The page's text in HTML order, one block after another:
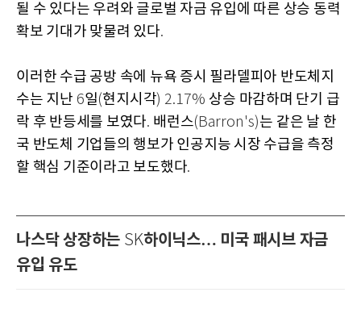
될 수 있다는 우려와 글로벌 자금 유입에 따른 상승 동력
확보 기대가 맞물려 있다.
이러한 수급 공방 속에 뉴욕 증시 필라델피아 반도체지
수는 지난 6일(현지시각) 2.17% 상승 마감하며 단기 급
락 후 반등세를 보였다. 배런스(Barron's)는 같은 날 한
국 반도체 기업들의 행보가 인공지능 시장 수급을 측정
할 핵심 기준이라고 보도했다.
나스닥 상장하는 SK하이닉스… 미국 패시브 자금
유입 유도